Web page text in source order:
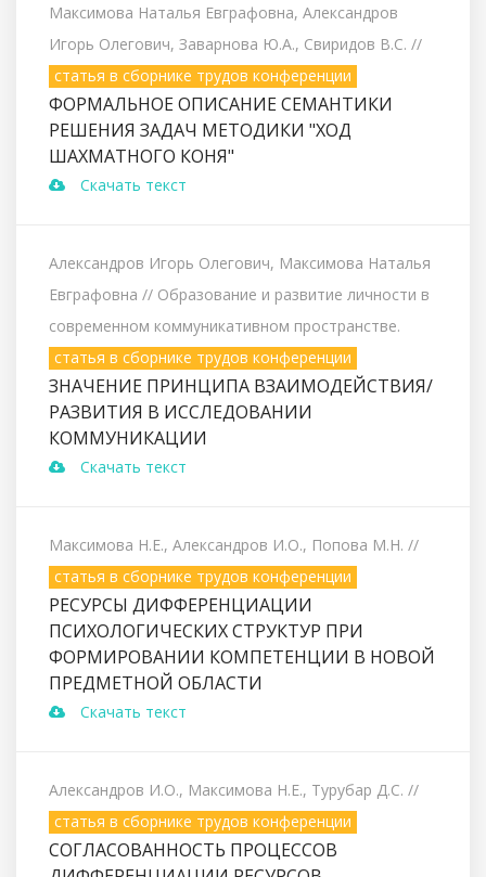
Максимова Наталья Евграфовна, Александров
Игорь Олегович, Заварнова Ю.А., Свиридов В.С. //
статья в сборнике трудов конференции
ФОРМАЛЬНОЕ ОПИСАНИЕ СЕМАНТИКИ
РЕШЕНИЯ ЗАДАЧ МЕТОДИКИ "ХОД
ШАХМАТНОГО КОНЯ"
Скачать текст
Александров Игорь Олегович, Максимова Наталья
Евграфовна // Образование и развитие личности в
современном коммуникативном пространстве.
статья в сборнике трудов конференции
ЗНАЧЕНИЕ ПРИНЦИПА ВЗАИМОДЕЙСТВИЯ/
РАЗВИТИЯ В ИССЛЕДОВАНИИ
КОММУНИКАЦИИ
Скачать текст
Максимова Н.Е., Александров И.О., Попова М.Н. //
статья в сборнике трудов конференции
РЕСУРСЫ ДИФФЕРЕНЦИАЦИИ
ПСИХОЛОГИЧЕСКИХ СТРУКТУР ПРИ
ФОРМИРОВАНИИ КОМПЕТЕНЦИИ В НОВОЙ
ПРЕДМЕТНОЙ ОБЛАСТИ
Скачать текст
Александров И.О., Максимова Н.Е., Турубар Д.С. //
статья в сборнике трудов конференции
СОГЛАСОВАННОСТЬ ПРОЦЕССОВ